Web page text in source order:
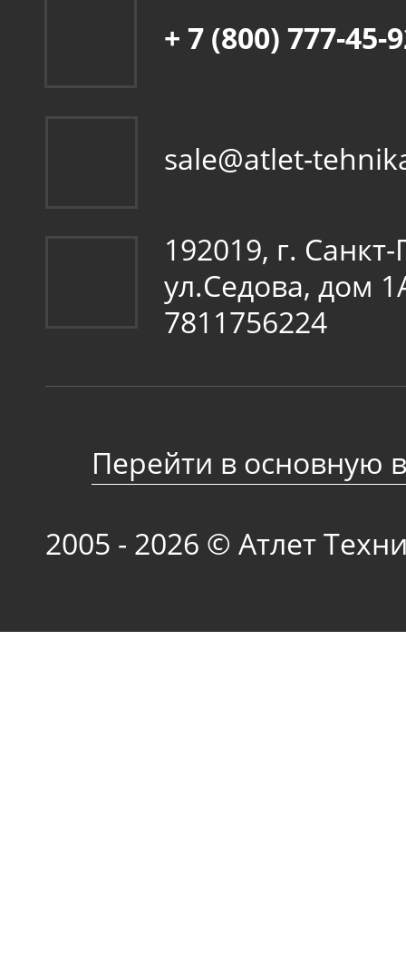
+ 7 (800) 777-45-
sale@atlet-
192019, г.
ул.Седова, дом
7811756224
Перейти в основную
2005 - 2026 © Атлет